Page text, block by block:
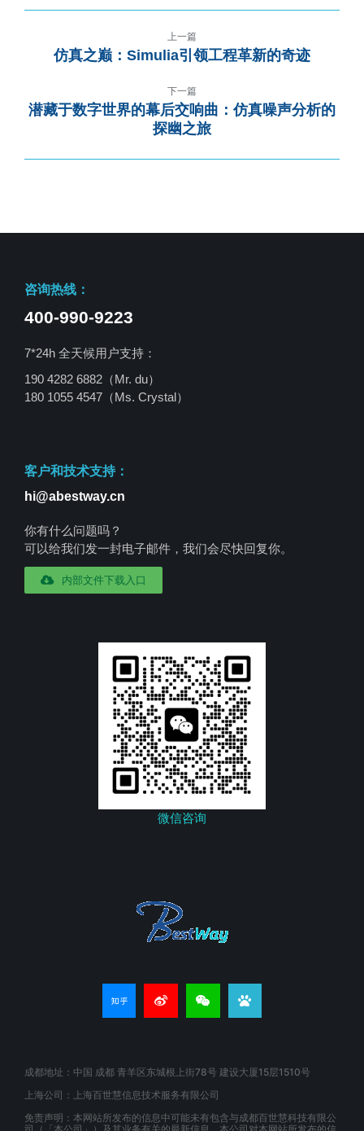
上一篇
仿真之巅：Simulia引领工程革新的奇迹
下一篇
潜藏于数字世界的幕后交响曲：仿真噪声分析的
探幽之旅
咨询热线：
400-990-9223
7*24h 全天候用户支持：
190 4282 6882（Mr. du）
180 1055 4547 （Ms. Crystal）
客户和技术支持：
hi@abestway.cn
你有什么问题吗？
可以给我们发一封电子邮件，我们会尽快回复你。
内部文件下载入口
微信咨询
成都地址：中国 成都 青羊区东城根上街78号 建设大厦15层1510号
上海公司：上海百世慧信息技术服务有限公司
免责声明：本网站所发布的信息中可能未有包含与成都百世慧科技有限公